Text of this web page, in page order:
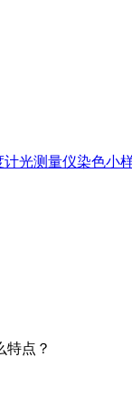
计光测量仪染色小
特点？